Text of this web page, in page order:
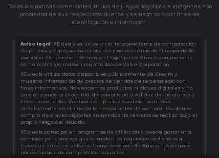
Todas las marcas comerciales, títulos de juegos, logotipos e imágenes son
propiedad de sus respectivos dueños y se usan solo con fines de
identificación e información.
Aviso legal: XD.deals es un servicio independiente de comparación
de precios y agregación de ofertas y no está afiliado ni respaldado
por Valve Corporation. Steam y el logotipo de Steam son marcas
comerciales y/o marcas registradas de Valve Corporation.
XD.deals utiliza datos disponibles públicamente de Steam y
muestra información de precios de tiendas de terceros solo con
fines informativos. No vendemos productos ni claves digitales y no
garantizamos la exactitud, disponibilidad o validez de las ofertas o
claves mostradas. Verifica siempre las condiciones finales
directamente en el sitio de la tienda antes de comprar. Cualquier
compra de claves digitales en tiendas de terceros se realiza bajo el
propio riesgo del usuario.
XD.deals participa en programas de afiliación y puede ganar una
comisión por compras que cumplan los requisitos realizadas a
través de nuestros enlaces. Como asociado de Amazon, ganamos
por compras que cumplan los requisitos.